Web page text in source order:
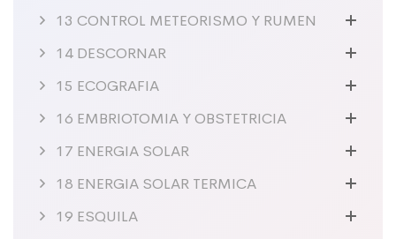
13 CONTROL METEORISMO Y RUMEN
14 DESCORNAR
15 ECOGRAFIA
16 EMBRIOTOMIA Y OBSTETRICIA
17 ENERGIA SOLAR
18 ENERGIA SOLAR TERMICA
19 ESQUILA